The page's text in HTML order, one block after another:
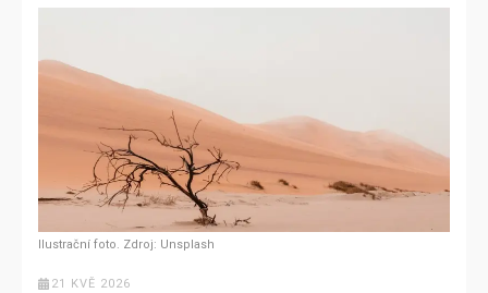
Ilustrační foto. Zdroj: Unsplash
21 KVĚ 2026